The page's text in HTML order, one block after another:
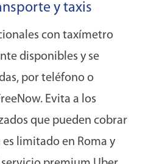
y taxis
con taxímetro
disponibles y se
por teléfono o
Evita a los
que pueden cobrar
limitado en Roma y